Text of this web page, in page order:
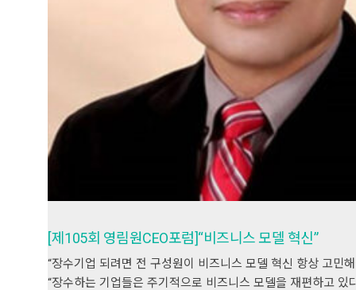
[제105회 영림원CEO포럼]“비즈니스 모델 혁신”
“장수기업 되려면 전 구성원이 비즈니스 모델 혁신 항상 고
“장수하는 기업들은 주기적으로 비즈니스 모델을 재편하고